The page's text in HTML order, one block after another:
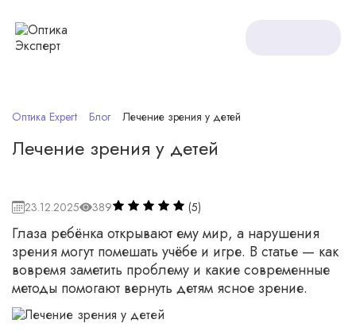
Оптика Expert Блог Лечение зрения у детей
Лечение зрения у детей
23.12.2025 389 (5)
Глаза ребёнка открывают ему мир, а нарушения
зрения могут помешать учёбе и игре. В статье — как
вовремя заметить проблему и какие современные
методы помогают вернуть детям ясное зрение.